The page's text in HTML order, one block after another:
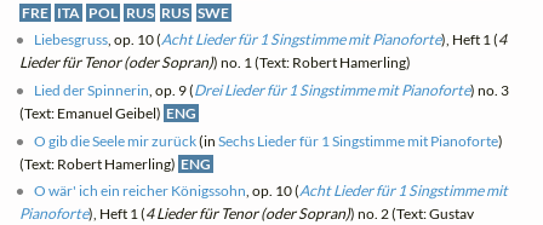
FRE ITA POL RUS RUS SWE
Liebesgruss, op. 10 (Acht Lieder für 1 Singstimme mit Pianoforte), Heft 1 (4
Lieder für Tenor (oder Sopran)) no. 1 (Text: Robert Hamerling)
Lied der Spinnerin, op. 9 (Drei Lieder für 1 Singstimme mit Pianoforte) no. 3
(Text: Emanuel Geibel) ENG
O gib die Seele mir zurück(inSechs Lieder für 1 Singstimme mit Pianoforte)
(Text: Robert Hamerling) ENG
O wär' ich ein reicher Königssohn, op. 10 (Acht Lieder für 1 Singstimme mit
Pianoforte), Heft 1 (4 Lieder für Tenor (oder Sopran)) no. 2 (Text: Gustav